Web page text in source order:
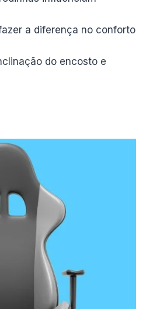
a diferença no conforto
do encosto e